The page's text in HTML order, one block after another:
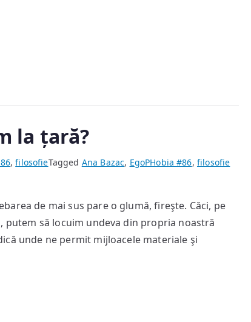
la țară?
,filosofieTagged Ana Bazac, EgoPHobia #86, filosofie
de mai sus pare o glumă, fireşte. Căci, pe
putem să locuim undeva din propria noastră
unde ne permit mijloacele materiale şi